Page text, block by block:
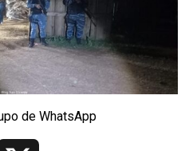
de WhatsApp